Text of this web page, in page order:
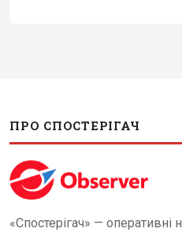
ПРО СПОСТЕРІГАЧ
«Спостерігач» — оперативні